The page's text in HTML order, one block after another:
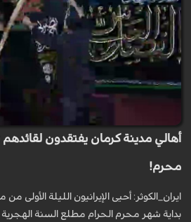
أهالي مدينة كرمان يفتقدون
محرم!
ايران_الكوثر: أحيى الإيرانيون الليلة الأولى
بداية شهر محرم الحرام مطلع السنة الهجرية